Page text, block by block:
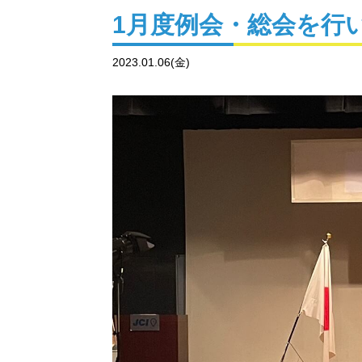
1月度例会・総会を行
2023.01.06(金)